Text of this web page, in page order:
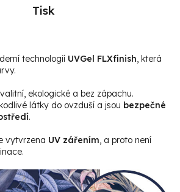
Tisk
technologií UVGel FLXfinish, která
ekologické a bez zápachu.
látky do ovzduší a jsou bezpečné
.
vytvrzena UV zářením, a proto není